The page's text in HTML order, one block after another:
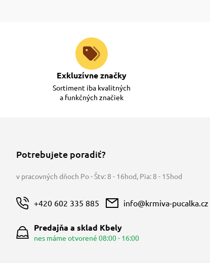
Exkluzívne značky
Sortiment iba kvalitných
a funkčných značiek
Potrebujete poradiť?
v pracovných dňoch Po - Štv: 8 - 16hod, Pia: 8 - 15hod
+420 602 335 885 info@krmiva-pucalka.cz
Predajňa a sklad Kbely
nes máme otvorené 08:00 - 16:00